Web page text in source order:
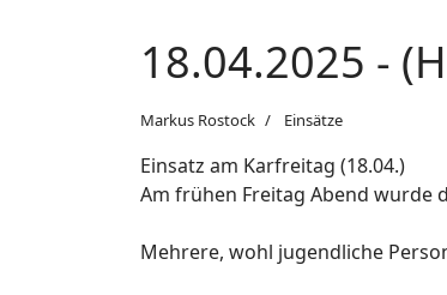
18.04.2025 -
Markus Rostock Einsätze
Einsatz am Karfreitag (18.04.)
Am frühen Freitag Abend wurde
Mehrere, wohl jugendliche